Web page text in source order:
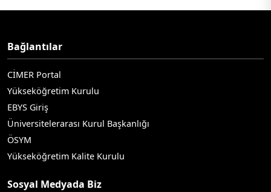
Bağlantılar
CİMER Portal
Yükseköğretim Kurulu
EBYS Giriş
Üniversitelerarası Kurul Başkanlığı
ÖSYM
Yükseköğretim Kalite Kurulu
Sosyal Medyada Biz